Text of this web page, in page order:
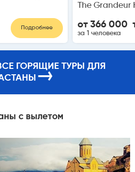
Подробнее
The Grandeur
от 366 000
за 1 человека
ГОРЯЩИЕ ТУРЫ ДЛЯ
→
с вылетом